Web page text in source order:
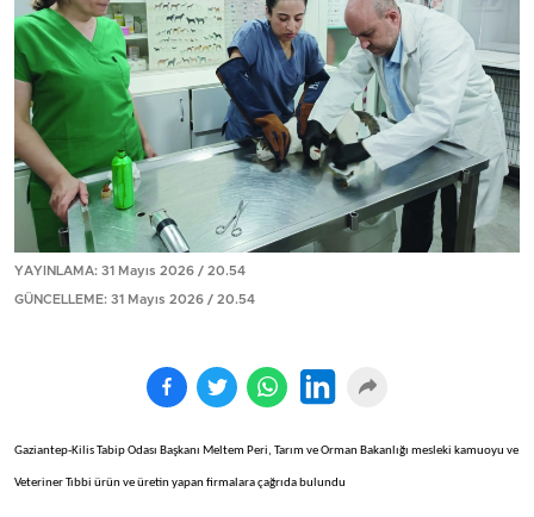
YAYINLAMA: 31 Mayıs 2026 / 20.54
GÜNCELLEME: 31 Mayıs 2026 / 20.54
Gaziantep-Kilis Tabip Odası Başkanı Meltem Peri, Tarım ve Orman Bakanlığı mesleki kamuoyu ve
Veteriner Tıbbi ürün ve üretin yapan firmalara çağrıda bulundu